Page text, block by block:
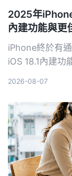
2025年
內建功能與更
iPhone終於有
iOS 18.1內建功
2026-08-07